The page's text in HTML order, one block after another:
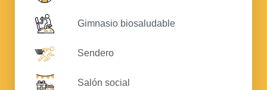
Gimnasio biosaludable
Sendero
Salón social